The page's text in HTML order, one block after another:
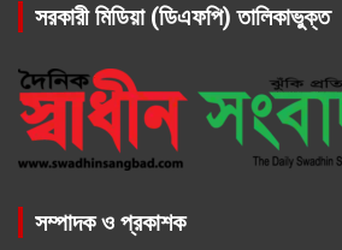
সরকারী মিডিয়া (ডিএফপি) তালিকাভুক্ত
সম্পাদক ও প্রকাশক